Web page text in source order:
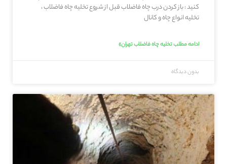
کنید : باز کردن درب چاه فاضلاب قبل از شروع تخلیه چاه فاضلاب ،
تخلیه انواع چاه و کانال
ادامه مطلب تخلیه چاه فاضلاب تهران»
بدون دیدگاه